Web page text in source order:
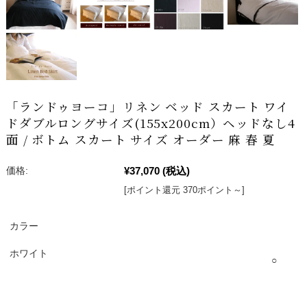
「ランドゥヨーコ」リネン ベッド スカート ワイ
ドダブルロングサイズ(155x200cm）ヘッドなし4
面 / ボトム スカート サイズ オーダー 麻 春 夏
価格: ¥37,070 (税込)
[ポイント還元 370ポイント～]
カラー
ホワイト
○